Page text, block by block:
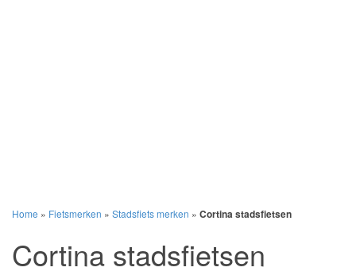
Home » Fietsmerken » Stadsfiets merken » Cortina stadsfietsen
Cortina stadsfietsen